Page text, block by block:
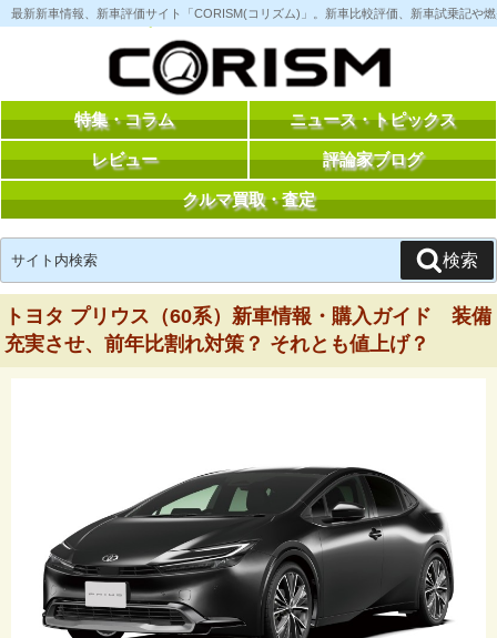
コ
ン
へ
最新新車情報、新車評価サイト「CORISM(コリズム)」。新車比較評価、新車試乗記や
特集・コラム ニュース・トピックス
レビュー 評論家ブログ
クルマ買取・査定
索:
検索
トヨタ プリウス（60系）新車情報・購入ガイド 装備
充実させ、前年比割れ対策？ それとも値上げ？